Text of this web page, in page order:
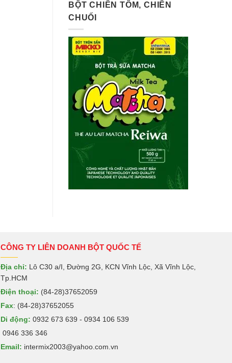
BỘT CHIÊN TÔM, CHIÊN
CHUỐI
CÔNG TY LIÊN DOANH BỘT QUỐC TẾ
Địa chỉ: Lô C30 a/I, Đường 2G, KCN Vĩnh Lộc, Xã Vĩnh Lộc,
Tp.HCM
Điện thoại: (84-28)37652059
Fax: (84-28)37652055
Di động: 0932 673 639 - 0934 106 539
0946 336 346
Email: intermix2003@yahoo.com.vn